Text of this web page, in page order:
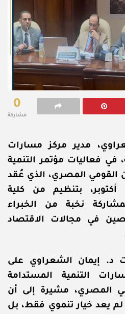
0
مشاركة
مدير مركز مسارات
، في فعاليات مؤتمر التنمية
القومي المصري، الذي عُقد
بتنظيم من كلية
نخبة من الخبراء
في مجالات الاقتصاد
د. إيمان الشعراوي على
التنمية المستدامة
المصري، مشيرة إلى أن
لم يعد خيار تنموي فقط، بل